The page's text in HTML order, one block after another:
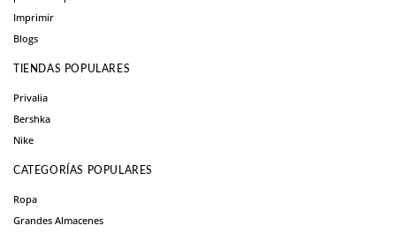
Imprimir
Blogs
TIENDAS POPULARES
Privalia
Bershka
Nike
CATEGORÍAS POPULARES
Ropa
Grandes Almacenes